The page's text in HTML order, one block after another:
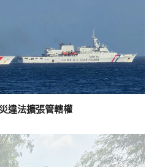
違法擴張管轄權